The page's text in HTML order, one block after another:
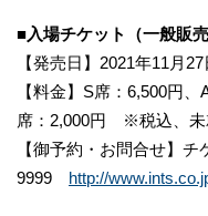
■入場チケット（一般販
【発売日】2021年11月27
【料金】S席：6,500円
席：2,000円 ※税込、未
【御予約・お問合せ】
9999 http://